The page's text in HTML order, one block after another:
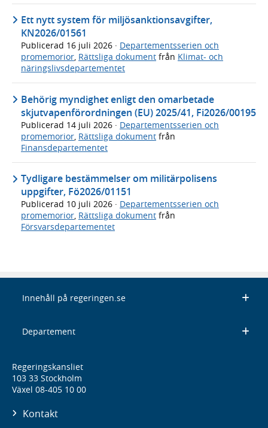
Ett nytt system för miljösanktionsavgifter,
KN2026/01561
Publicerad 16 juli 2026 · Departementsserien och
promemorior, Rättsliga dokument från Klimat- och
näringslivsdepartementet
Behörig myndighet enligt den omarbetade
skjutvapenförordningen (EU) 2025/41, Fi2026/00195
Publicerad 14 juli 2026 · Departementsserien och
promemorior Rättsliga dokument från
Finansdepartementet
Tydligare bestämmelser om militärpolisens
uppgifter, Fö2026/01151
Publicerad 10 juli 2026 · Departementsserien och
promemorior, Rättsliga dokument från
Försvarsdepartementet
Innehåll på regeringen.se
Departement
Regeringskansliet
103 33 Stockholm
Växel 08-405 10 00
Kontakt